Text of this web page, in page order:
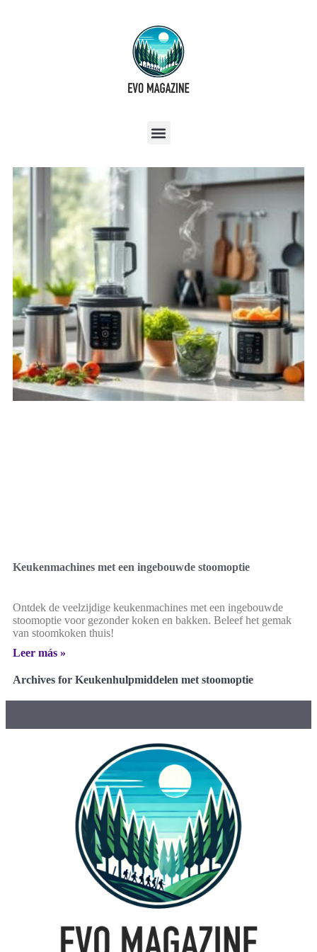
Keukenmachines met een ingebouwde stoomoptie
Ontdek de veelzijdige keukenmachines met een ingebouwde
stoomoptie voor gezonder koken en bakken. Beleef het gemak
van stoomkoken thuis!
Leer más »
Archives for Keukenhulpmiddelen met stoomoptie